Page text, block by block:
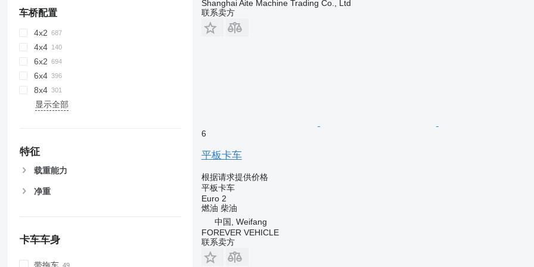
车桥配置
4x2
4x4
6x2
6x4
8x4
显示全部
特征
载重能力
净重
卡车车身
带拖车
Shanghai Aite Machine Trading Co., Ltd
联系卖方
6
平板卡车
根据请求提供价格
平板卡车
Euro 2
燃油 柴油
中国, Weifang
FOREVER VEHICLE
联系卖方